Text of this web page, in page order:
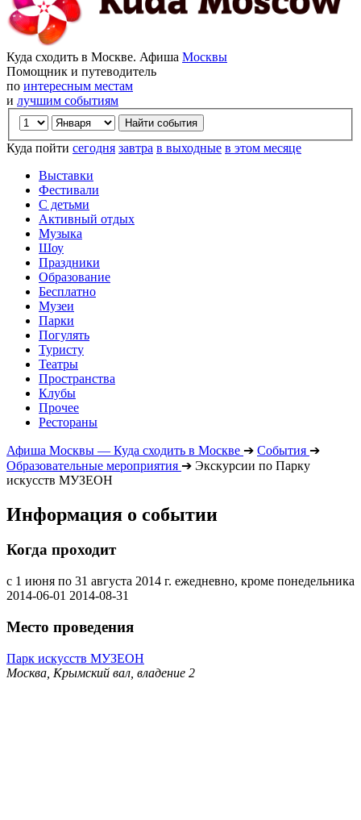
Куда сходить в Москве. Афиша Москвы
Помощник и путеводитель
по интересным местам
и лучшим событиям
Куда пойти сегодня завтра в выходные в этом месяце
Выставки
Фестивали
С детьми
Активный отдых
Музыка
Шоу
Праздники
Образование
Бесплатно
Музеи
Парки
Погулять
Туристу
Театры
Пространства
Клубы
Прочее
Рестораны
Афиша Москвы — Куда сходить в Москве ➔ События ➔
Образовательные мероприятия ➔ Экскурсии по Парку
искусств МУЗЕОН
Информация о событии
Когда проходит
с 1 июня по 31 августа 2014 г. ежедневно, кроме понедельника
2014-06-01 2014-08-31
Место проведения
Парк искусств МУЗЕОН
Москва, Крымский вал, владение 2